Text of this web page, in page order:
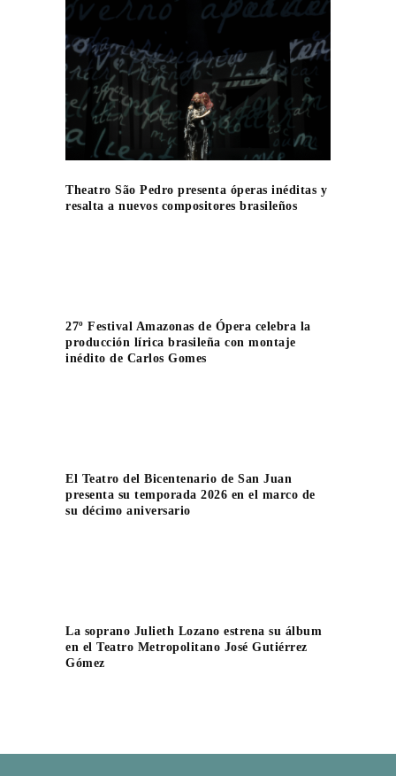
Theatro São Pedro presenta óperas inéditas y
resalta a nuevos compositores brasileños
27º Festival Amazonas de Ópera celebra la
producción lírica brasileña con montaje
inédito de Carlos Gomes
El Teatro del Bicentenario de San Juan
presenta su temporada 2026 en el marco de
su décimo aniversario
La soprano Julieth Lozano estrena su álbum
en el Teatro Metropolitano José Gutiérrez
Gómez